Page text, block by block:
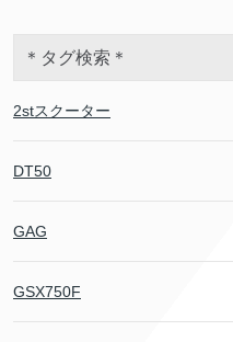
＊タグ検索＊
2stスクーター
DT50
GAG
GSX750F